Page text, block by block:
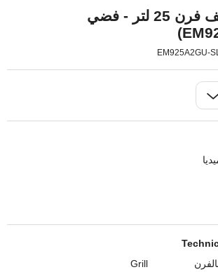
ميديا ميكروويف فرن 25 لتر - فضي
وإذابة التجميد
Grill